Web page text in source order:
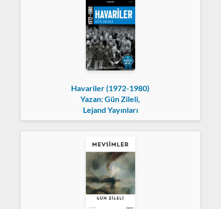
Havariler (1972-1980)
Yazan: Gün Zileli,
Lejand Yayınları